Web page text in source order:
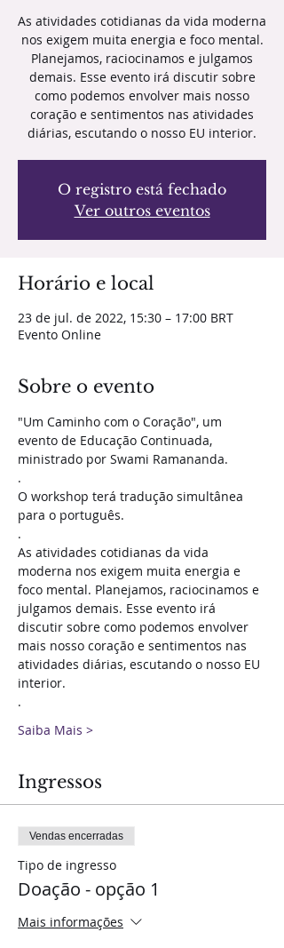
As atividades cotidianas da vida moderna
nos exigem muita energia e foco mental.
Planejamos, raciocinamos e julgamos
demais. Esse evento irá discutir sobre
como podemos envolver mais nosso
coração e sentimentos nas atividades
diárias, escutando o nosso EU interior.
O registro está fechado
Ver outros eventos
Horário e local
23 de jul. de 2022, 15:30 – 17:00 BRT
Evento Online
Sobre o evento
"Um Caminho com o Coração", um
evento de Educação Continuada,
ministrado por Swami Ramananda.
.
O workshop terá tradução simultânea
para o português.
.
As atividades cotidianas da vida
moderna nos exigem muita energia e
foco mental. Planejamos, raciocinamos e
julgamos demais. Esse evento irá
discutir sobre como podemos envolver
mais nosso coração e sentimentos nas
atividades diárias, escutando o nosso EU
interior.
.
Saiba Mais >
Ingressos
Vendas encerradas
Tipo de ingresso
Doação - opção 1
Mais informações